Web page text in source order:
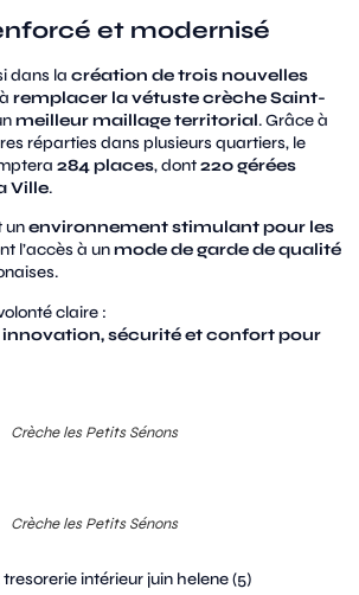
et modernisé
dans la création de trois nouvelles
remplacer la vétuste crèche Saint-
meilleur maillage territorial. Grâce à
réparties dans plusieurs quartiers, le
284 places, dont220 gérées
Ville.
unenvironnement stimulant pour les
l’accès à unmode de garde de qualité
claire :
sécurité et confort pour
Crèche les Petits Sénons
Crèche les Petits Sénons